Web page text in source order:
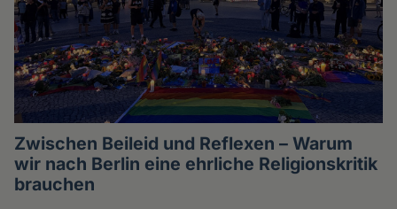
Zwischen Beileid und Reflexen – Warum
wir nach Berlin eine ehrliche Religionskritik
brauchen